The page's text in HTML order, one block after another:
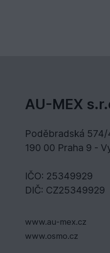
AU-MEX
Poděbradská
190 00 Praha 9 -
IČO: 25349929
DIČ: CZ25349929
www.au-mex.cz
www.osmo.cz